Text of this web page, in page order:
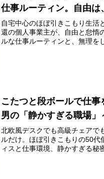
仕事ルーティン。自由
自宅中心のほぼ引きこもり生活
還の個人事業主が、自由と怠惰
ルな仕事ルーティンと、無理を
こたつと段ボールで仕
男の「静かすぎる職場」
北欧風デスクでも高級チェアで
ルだけ。ほぼ引きこもりの50代
ィスと仕事環境、静かすぎる秘